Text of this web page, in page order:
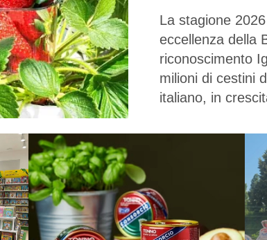
La stagione
eccellenza della
riconoscimento
milioni di cestini
italiano, in